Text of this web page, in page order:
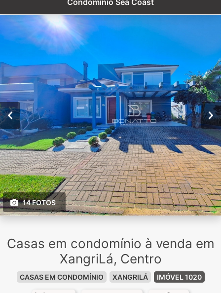
Condomínio Sea Coast
14 FOTOS
Casas em condomínio à venda em
XangriLá, Centro
CASAS EM CONDOMÍNIO XANGRILÁ IMÓVEL 1020